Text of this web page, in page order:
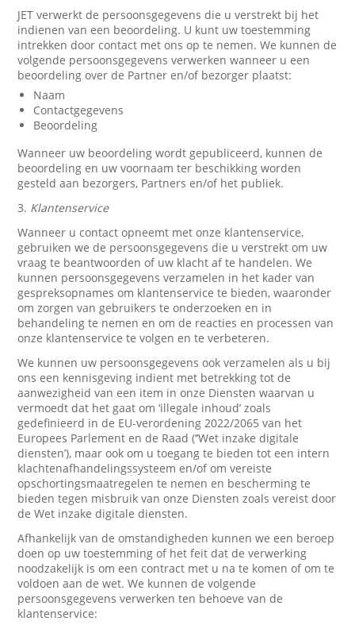
JET verwerkt de persoonsgegevens die u verstrekt bij het
indienen van een beoordeling. U kunt uw toestemming
intrekken door contact met ons op te nemen. We kunnen de
volgende persoonsgegevens verwerken wanneer u een
beoordeling over de Partner en/of bezorger plaatst:
Naam
Contactgegevens
Beoordeling
Wanneer uw beoordeling wordt gepubliceerd, kunnen de
beoordeling en uw voornaam ter beschikking worden
gesteld aan bezorgers, Partners en/of het publiek.
3. Klantenservice
Wanneer u contact opneemt met onze klantenservice,
gebruiken we de persoonsgegevens die u verstrekt om uw
vraag te beantwoorden of uw klacht af te handelen. We
kunnen persoonsgegevens verzamelen in het kader van
gespreksopnames om klantenservice te bieden, waaronder
om zorgen van gebruikers te onderzoeken en in
behandeling te nemen en om de reacties en processen van
onze klantenservice te volgen en te verbeteren.
We kunnen uw persoonsgegevens ook verzamelen als u bij
ons een kennisgeving indient met betrekking tot de
aanwezigheid van een item in onze Diensten waarvan u
vermoedt dat het gaat om ‘illegale inhoud’ zoals
gedefinieerd in de EU-verordening 2022/2065 van het
Europees Parlement en de Raad (‘’Wet inzake digitale
diensten’), maar ook om u toegang te bieden tot een intern
klachtenafhandelingssysteem en/of om vereiste
opschortingsmaatregelen te nemen en bescherming te
bieden tegen misbruik van onze Diensten zoals vereist door
de Wet inzake digitale diensten.
Afhankelijk van de omstandigheden kunnen we een beroep
doen op uw toestemming of het feit dat de verwerking
noodzakelijk is om een contract met u na te komen of om te
voldoen aan de wet. We kunnen de volgende
persoonsgegevens verwerken ten behoeve van de
klantenservice: